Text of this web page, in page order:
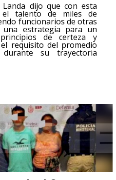
dijo que con esta
el talento de miles de
funcionarios de otras
una estrategia para un
de certeza y
requisito del promedio
durante su trayectoria